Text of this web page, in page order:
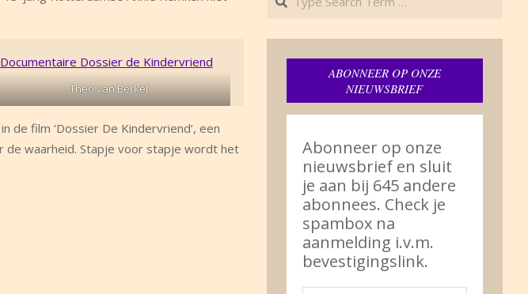
Theo van Berkel
film ‘Dossier De Kindervriend’, een
de waarheid. Stapje voor stapje wordt het
ABONNEER OP ONZE
NIEUWSBRIEF
Abonneer op onze
nieuwsbrief en sluit
je aan bij 645 andere
abonnees. Check je
spambox na
aanmelding i.v.m.
bevestigingslink.